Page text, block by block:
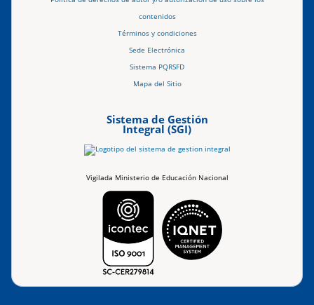
contenidos
Términos y condiciones
Sede Electrónica
Sistema PQRSFD
Mapa del Sitio
Sistema de Gestión
Integral (SGI)
Vigilada Ministerio de Educación Nacional